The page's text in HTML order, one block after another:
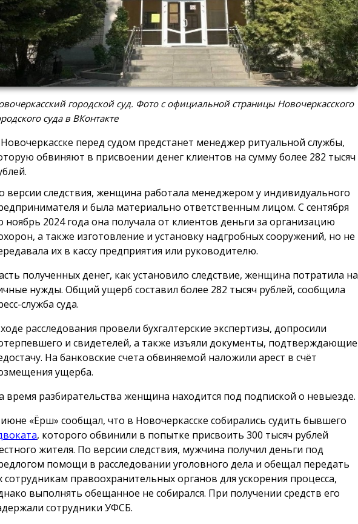
городской суд. Фото с официальной страницы Новочеркасского
суда в ВКонтакте
перед судом предстанет менеджер ритуальной службы,
обвиняют в присвоении денег клиентов на сумму более 282 тысяч
версии следствия, женщина работала менеджером у индивидуального
и была материально ответственным лицом. С сентября
ноябрь 2024 года она получала от клиентов деньги за организацию
а также изготовление и установку надгробных сооружений, но не
их в кассу предприятия или руководителю.
полученных денег, как установило следствие, женщина потратила на
нужды. Общий ущерб составил более 282 тысяч рублей, сообщила
служба суда.
расследования провели бухгалтерские экспертизы, допросили
и свидетелей, а также изъяли документы, подтверждающие
На банковские счета обвиняемой наложили арест в счёт
ущерба.
время разбирательства женщина находится под подпиской о невыезде.
«Ёрш» сообщал, что в Новочеркасске собирались судить бывшего
, которого обвинили в попытке присвоить 300 тысяч рублей
жителя. По версии следствия, мужчина получил деньги под
помощи в расследовании уголовного дела и обещал передать
сотрудникам правоохранительных органов для ускорения процесса,
выполнять обещанное не собирался. При получении средств его
сотрудники УФСБ.